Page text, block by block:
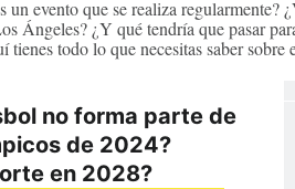
un evento que se realiza regularmente?
Ángeles? ¿Y qué tendría que pasar
tienes todo lo que necesitas saber
no forma parte de
de 2024?
en 2028?